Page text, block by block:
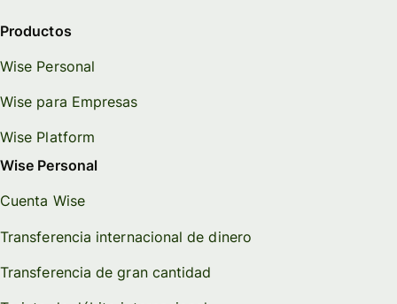
Productos
Wise Personal
Wise para Empresas
Wise Platform
Wise Personal
Cuenta Wise
Transferencia internacional de dinero
Transferencia de gran cantidad